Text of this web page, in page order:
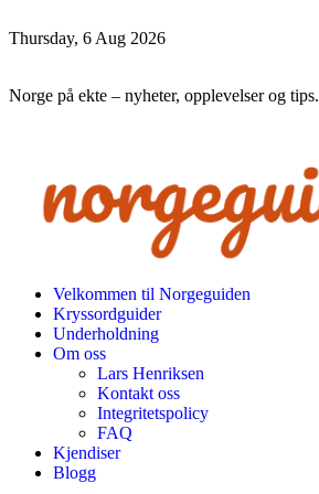
Thursday, 6 Aug 2026
Norge på ekte – nyheter, opplevelser og tips.
Velkommen til Norgeguiden
Kryssordguider
Underholdning
Om oss
Lars Henriksen
Kontakt oss
Integritetspolicy
FAQ
Kjendiser
Blogg